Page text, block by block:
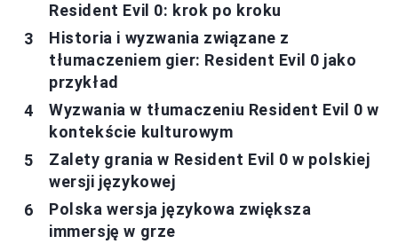
Resident Evil 0: krok po kroku
Historia i wyzwania związane z
tłumaczeniem gier: Resident Evil 0 jako
przykład
Wyzwania w tłumaczeniu Resident Evil 0 w
kontekście kulturowym
Zalety grania w Resident Evil 0 w polskiej
wersji językowej
Polska wersja językowa zwiększa
immersję w grze